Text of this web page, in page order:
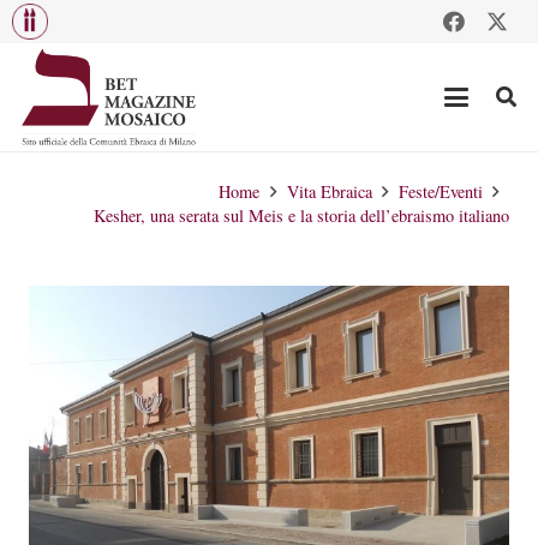
Home Vita Ebraica
Feste/Eventi
Kesher, una serata sul Meis e la storia dell’ebraismo italiano